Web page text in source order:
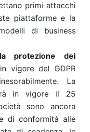
primi attacchi
piattaforme e la
di business
protezione dei
vigore del GDPR
La
in vigore il 25
sono ancora
di conformità alle